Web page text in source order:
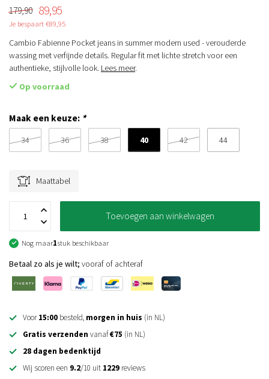
179,90 89,95
Je bespaart €89,95
Cambio Fabienne Pocket jeans in summer modern used - verouderde
wassing met verfijnde details. Regular fit met lichte stretch voor een
authentieke, stijlvolle look. Lees meer.
Op voorraad
Maak een keuze: *
34 36 38 40 42 44
Maattabel
Toevoegen aan winkelwagen
Nog maar1stuk beschikbaar
Betaal zo als je wilt; vooraf of achteraf
Voor15:00 besteld, morgen in huis (in NL)
Gratis verzenden vanaf€75 (in NL)
28 dagen bedenktijd
Wij scoren een 9.2/10 uit 1229 reviews